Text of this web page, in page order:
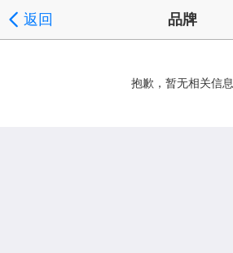
返回 品牌
抱歉，暂无相关信息